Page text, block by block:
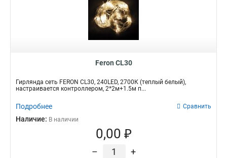
Feron CL30
Гирлянда сеть FERON CL30, 240LED, 2700К (теплый белый),
настраивается контроллером, 2*2м+1.5м п...
Подробнее Сравнить
Наличие: В наличии
0,00 ₽
– +